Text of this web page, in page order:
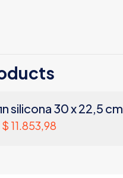
silicona 30 x 22,5 cm
$ 11.853,98